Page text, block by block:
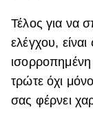
Τέλος για να
ελέγχου,
τρώτε όχι
σας φέρνει